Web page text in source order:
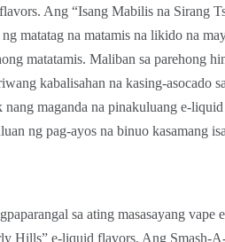
Ang “Isang Mabilis na Sirang
matatag na matamis na likido na
matatamis. Maliban sa parehong
kabalisahan na kasing-asocado
maganda na pinakuluang e-
ng pag-ayos na binuo kasamang
sa ating masasayang vape
Hills” e-liquid flavors. Ang Smash-